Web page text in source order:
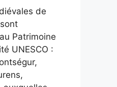
de
Patrimoine
UNESCO :